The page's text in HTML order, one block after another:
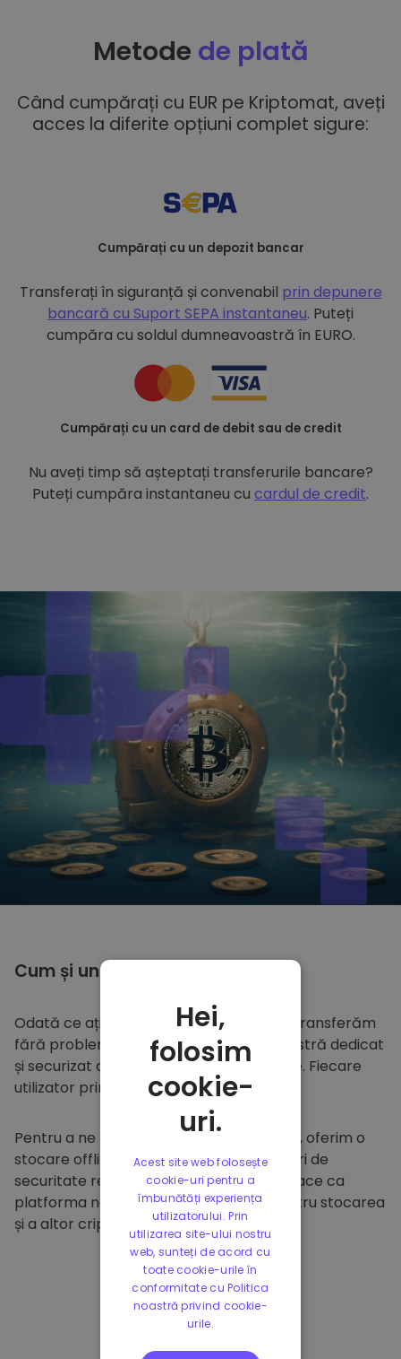
Metode de plată
Când cumpărați cu EUR pe Kriptomat, aveți
acces la diferite opțiuni complet sigure:
Cumpărați cu un depozit bancar
Transferați în siguranță și convenabil prin depunere
bancară cu Suport SEPA instantaneu. Puteți
cumpăra cu soldul dumneavoastră în EURO.
Cumpărați cu un card de debit sau de credit
Nu aveți timp să așteptați transferurile bancare?
Puteți cumpăra instantaneu cu cardul de credit.
Cum și unde să
Odată ce ați cumpărat peKriptomat
, îl transferăm
fără probleme în portofelul dumneavoastră dedicat
și securizat din cadrul platformei noastre. Fiecare
utilizator primește un portofel individual.
Pentru a ne proteja clienții și fondurile lor, oferim o
stocare offline sigură și efectuăm audituri de
securitate regulate. Această abordare face ca
platforma noastră să fie un paradis pentru stocarea
și a altor criptomonede.
Hei,
folosim
cookie-
uri.
Acest site web folosește
cookie-uri pentru a
îmbunătăți experiența
utilizatorului. Prin
utilizarea site-ului nostru
web, sunteți de acord cu
toate cookie-urile în
conformitate cu Politica
noastră privind cookie-
urile.